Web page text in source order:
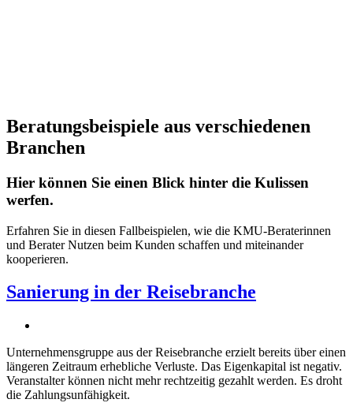
Beratungsbeispiele aus verschiedenen
Branchen
Hier können Sie einen Blick hinter die Kulissen
werfen.
Erfahren Sie in diesen Fallbeispielen, wie die KMU-Beraterinnen
und Berater Nutzen beim Kunden schaffen und miteinander
kooperieren.
Sanierung in der Reisebranche
Unternehmensgruppe aus der Reisebranche erzielt bereits über einen
längeren Zeitraum erhebliche Verluste. Das Eigenkapital ist negativ.
Veranstalter können nicht mehr rechtzeitig gezahlt werden. Es droht
die Zahlungsunfähigkeit.